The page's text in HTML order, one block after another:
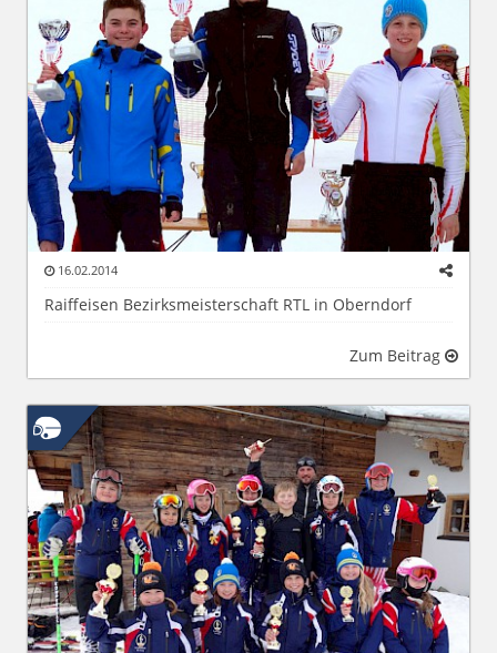
16.02.2014
Raiffeisen Bezirksmeisterschaft RTL in Oberndorf
Zum Beitrag